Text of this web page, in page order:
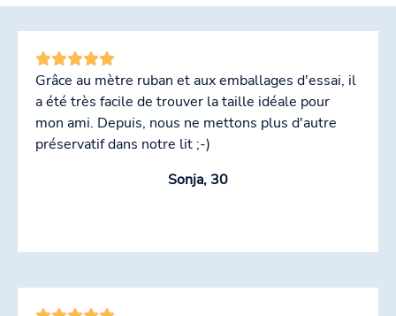
Grâce au mètre ruban et aux emballages d'essai, il
a été très facile de trouver la taille idéale pour
mon ami. Depuis, nous ne mettons plus d'autre
préservatif dans notre lit ;-)
Sonja, 30